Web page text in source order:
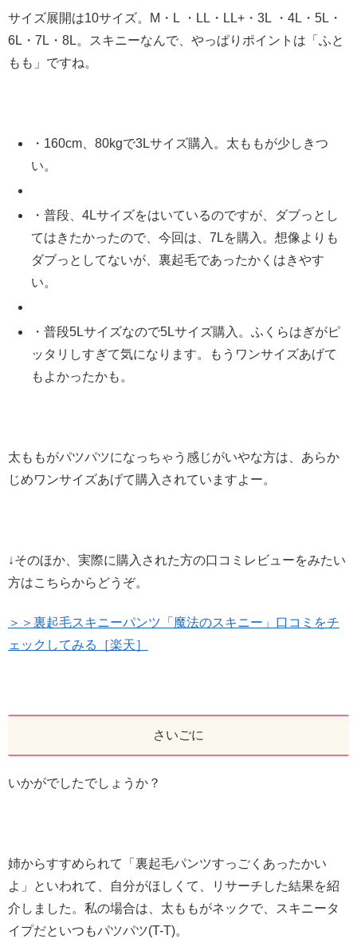
サイズ展開は10サイズ。M・L ・LL・LL+・3L ・4L・5L・
6L・7L・8L。スキニーなんで、やっぱりポイントは「ふと
もも」ですね。
・160cm、80kgで3Lサイズ購入。太ももが少しきつ
い。
・普段、4Lサイズをはいているのですが、ダブっとし
てはきたかったので、今回は、7Lを購入。想像よりも
ダブっとしてないが、裏起毛であったかくはきやす
い。
・普段5Lサイズなので5Lサイズ購入。ふくらはぎがピ
ッタリしすぎて気になります。もうワンサイズあげて
もよかったかも。
太ももがパツパツになっちゃう感じがいやな方は、あらか
じめワンサイズあげて購入されていますよー。
↓そのほか、実際に購入された方の口コミレビューをみたい
方はこちらからどうぞ。
＞＞裏起毛スキニーパンツ「魔法のスキニー」口コミをチ
ェックしてみる［楽天］
さいごに
いかがでしたでしょうか？
姉からすすめられて「裏起毛パンツすっごくあったかい
よ」といわれて、自分がほしくて、リサーチした結果を紹
介しました。私の場合は、太ももがネックで、スキニータ
イプだといつもパツパツ(T-T)。